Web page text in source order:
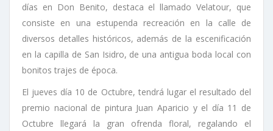
días en Don Benito, destaca el llamado Velatour, que
consiste en una estupenda recreación en la calle de
diversos detalles históricos, además de la escenificación
en la capilla de San Isidro, de una antigua boda local con
bonitos trajes de época.
El jueves día 10 de Octubre, tendrá lugar el resultado del
premio nacional de pintura Juan Aparicio y el día 11 de
Octubre llegará la gran ofrenda floral, regalando el